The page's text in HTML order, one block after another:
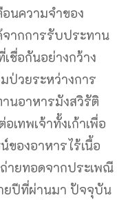
อนความจำของ
จากการรับประทาน
ชื่อกันอย่างกว้าง
ป่วยระหว่างการ
นอาหารมังสวิรัติ
เทพเจ้าทั้งเก้าเพื่อ
ของอาหารไร้เนื้อ
ายทอดจากประเพณี
ยปีที่ผ่านมา ปัจจุบัน